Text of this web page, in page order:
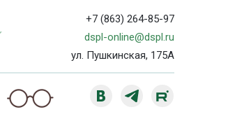
+7 (863) 264-85-97
dspl-online@dspl.ru
ул. Пушкинская, 175А